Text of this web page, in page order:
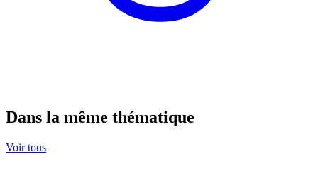
Dans la même thématique
Voir tous